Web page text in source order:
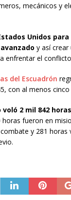
mecánicos y
Unidos
y así crear
enfrentar el
del Escuadrón
con al menos
voló 2 mil 842
horas fueron en
y 281 horas